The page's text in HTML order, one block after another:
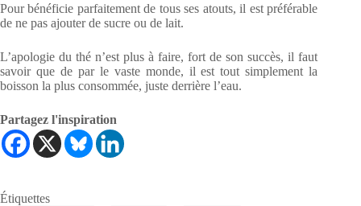
Pour bénéficie parfaitement de tous ses atouts, il est préférable
de ne pas ajouter de sucre ou de lait.
L’apologie du thé n’est plus à faire, fort de son succès, il faut
savoir que de par le vaste monde, il est tout simplement la
boisson la plus consommée, juste derrière l’eau.
Partagez l'inspiration
Étiquettes